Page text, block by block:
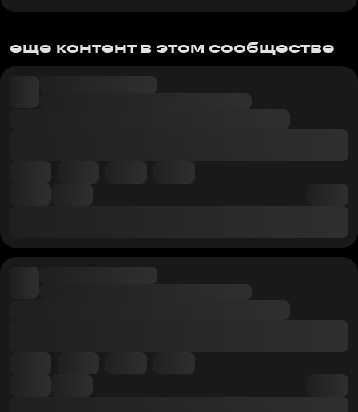
еще контент в этом сообществе